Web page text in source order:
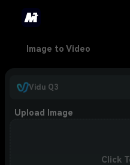
Image to Video
Vidu Q3
Upload Image
Click